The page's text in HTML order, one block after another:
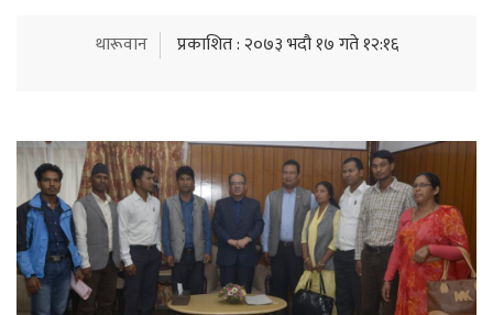
थारूवान प्रकाशित : २०७३ भदौ १७ गते १२:१६